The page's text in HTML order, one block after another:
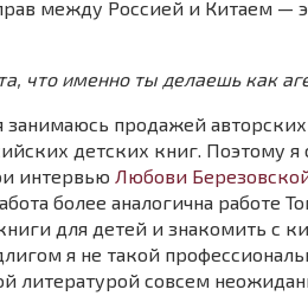
между Россией и Китаем —
что именно ты делаешь как
занимаюсь продажей авторских
детских книг. Поэтому
интервью Любови
более аналогична работе
для детей и знакомить с
я не такой
литературой совсем